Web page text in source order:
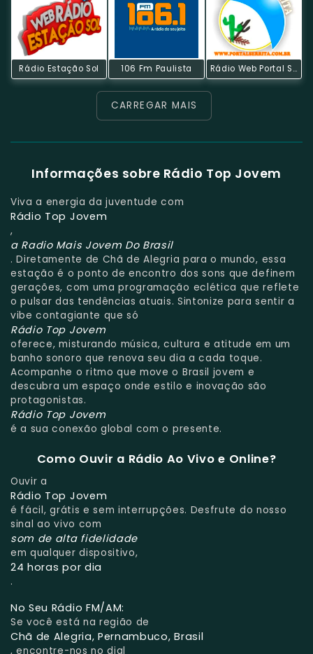
Rádio Estação Sol 106 Fm Paulista Rádio Web Portal Serrita
CARREGAR MAIS
Informações sobre Rádio Top Jovem
Viva a energia da juventude com
Rádio Top Jovem
,
a Radio Mais Jovem Do Brasil
. Diretamente de Chã de Alegria para o mundo, essa
estação é o ponto de encontro dos sons que definem
gerações, com uma programação eclética que reflete
o pulsar das tendências atuais. Sintonize para sentir a
vibe contagiante que só
Rádio Top Jovem
oferece, misturando música, cultura e atitude em um
banho sonoro que renova seu dia a cada toque.
Acompanhe o ritmo que move o Brasil jovem e
descubra um espaço onde estilo e inovação são
protagonistas.
Rádio Top Jovem
é a sua conexão global com o presente.
Como Ouvir a Rádio Ao Vivo e Online?
Ouvir a
Rádio Top Jovem
é fácil, grátis e sem interrupções. Desfrute do nosso
sinal ao vivo com
som de alta fidelidade
em qualquer dispositivo,
24 horas por dia
.
No Seu Rádio FM/AM:
Se você está na região de
Chã de Alegria, Pernambuco, Brasil
, encontre-nos no dial